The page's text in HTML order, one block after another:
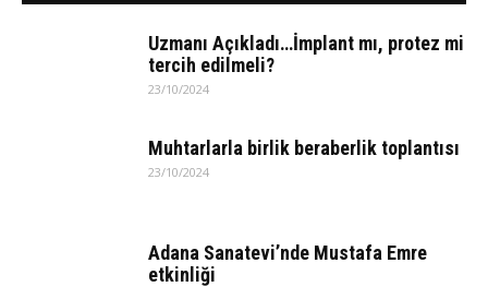
Uzmanı Açıkladı…İmplant mı, protez mi
tercih edilmeli?
23/10/2024
Muhtarlarla birlik beraberlik toplantısı
23/10/2024
Adana Sanatevi’nde Mustafa Emre
etkinliği